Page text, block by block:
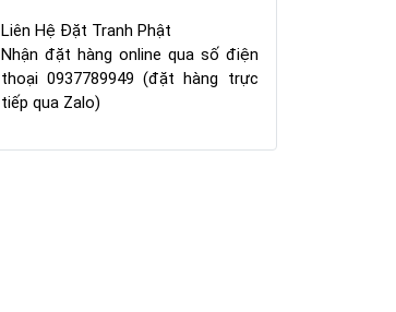
Liên Hệ Đặt Tranh Phật
Nhận đặt hàng online qua số điện
thoại 0937789949 (đặt hàng trực
tiếp qua Zalo)